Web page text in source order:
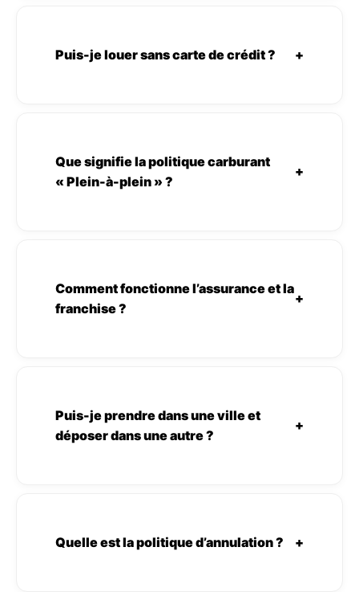
Puis-je louer sans carte de crédit ? +
Que signifie la politique carburant
« Plein-à-plein » ?
+
Comment fonctionne l’assurance et la
franchise ?
+
Puis-je prendre dans une ville et
déposer dans une autre ?
+
Quelle est la politique d’annulation ? +